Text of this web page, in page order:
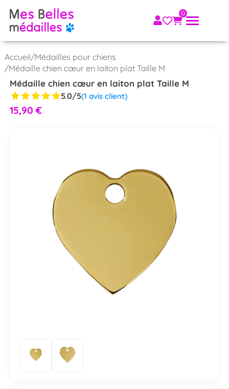
Accueil/Médailles pour chiens
/Médaille chien cœur en laiton plat Taille M
Médaille chien cœur en laiton plat Taille M
5.0/5(1 avis client)
15,90 €